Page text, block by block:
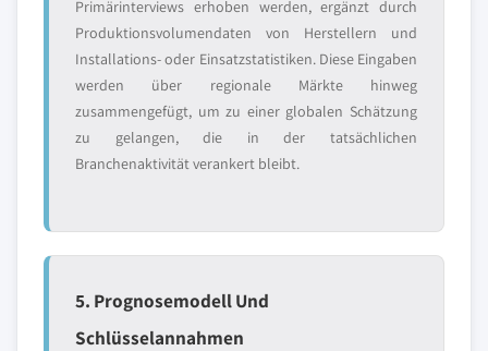
Primärinterviews erhoben werden, ergänzt durch
Produktionsvolumendaten von Herstellern und
Installations- oder Einsatzstatistiken. Diese Eingaben
werden über regionale Märkte hinweg
zusammengefügt, um zu einer globalen Schätzung
zu gelangen, die in der tatsächlichen
Branchenaktivität verankert bleibt.
5. Prognosemodell Und
Schlüsselannahmen